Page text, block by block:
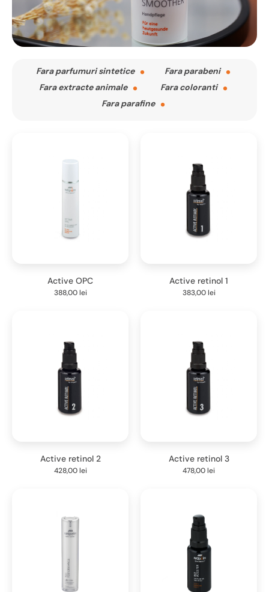
Fara parfumuri sintetice
Fara parabeni
Fara extracte animale
Fara coloranti
Fara parafine
Active OPC
388,00lei
Active retinol 1
383,00lei
Active retinol 2
428,00lei
Active retinol 3
478,00lei